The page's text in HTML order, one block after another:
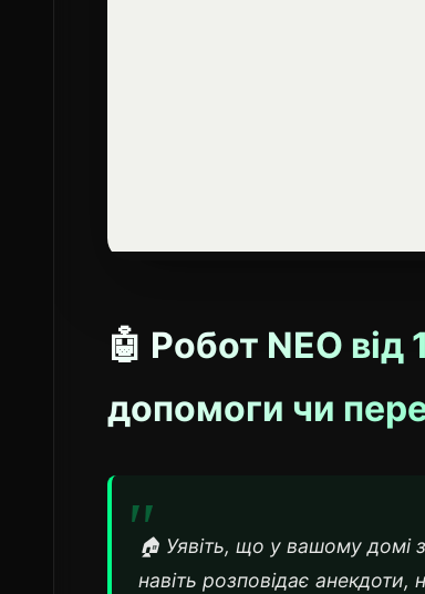
🤖 Робот NEO
допомоги чи
🏠 Уявіть, що у вашому домі
навіть розповідає